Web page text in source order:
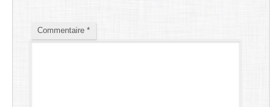
Commentaire *